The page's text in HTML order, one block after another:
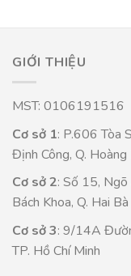
GIỚI THIỆU
MST: 0106191516
Cơ sở 1: P.606 Tòa
Định Công, Q.
Cơ sở 2: Số 15,
Bách Khoa, Q. Hai
Cơ sở 3: 9/14A
TP. Hồ Chí Minh